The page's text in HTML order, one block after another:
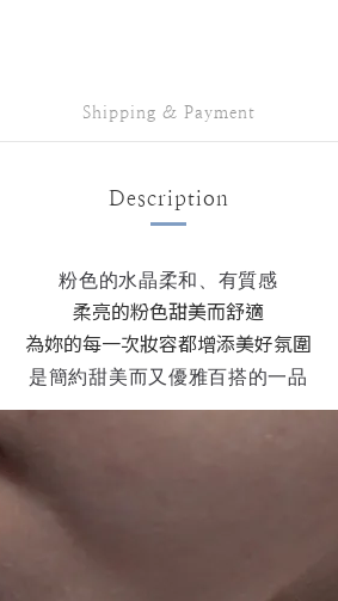
Shipping & Payment
Description
粉色的水晶柔和、有質感
柔亮的粉色甜美而舒適
為妳的每一次妝容都增添美好氛圍
是簡約甜美而又優雅百搭的一品